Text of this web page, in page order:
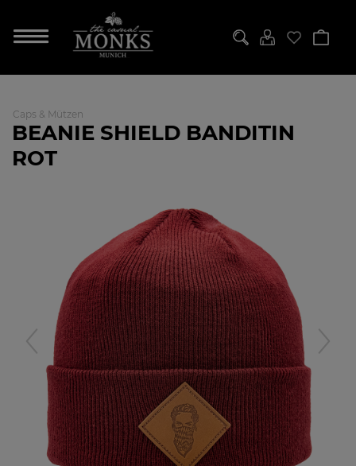
Caps & Mützen
BEANIE SHIELD BANDITIN
ROT